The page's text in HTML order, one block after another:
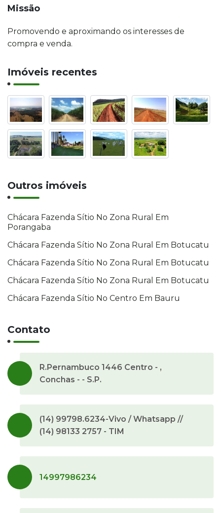
Missão
Promovendo e aproximando os interesses de
compra e venda.
Imóveis recentes
Outros imóveis
Chácara Fazenda Sítio No Zona Rural Em
Porangaba
Chácara Fazenda Sítio No Zona Rural Em Botucatu
Chácara Fazenda Sítio No Zona Rural Em Botucatu
Chácara Fazenda Sítio No Zona Rural Em Botucatu
Chácara Fazenda Sítio No Centro Em Bauru
Contato
R.Pernambuco 1446 Centro - ,
Conchas - - S.P.
(14) 99798.6234-Vivo / Whatsapp //
(14) 98133 2757 - TIM
14997986234